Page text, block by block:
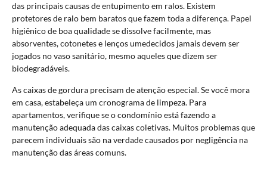
das principais causas de entupimento em ralos. Existem
protetores de ralo bem baratos que fazem toda a diferença. Papel
higiênico de boa qualidade se dissolve facilmente, mas
absorventes, cotonetes e lenços umedecidos jamais devem ser
jogados no vaso sanitário, mesmo aqueles que dizem ser
biodegradáveis.
As caixas de gordura precisam de atenção especial. Se você mora
em casa, estabeleça um cronograma de limpeza. Para
apartamentos, verifique se o condomínio está fazendo a
manutenção adequada das caixas coletivas. Muitos problemas que
parecem individuais são na verdade causados por negligência na
manutenção das áreas comuns.